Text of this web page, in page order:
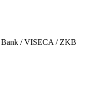
/ VISECA / ZKB